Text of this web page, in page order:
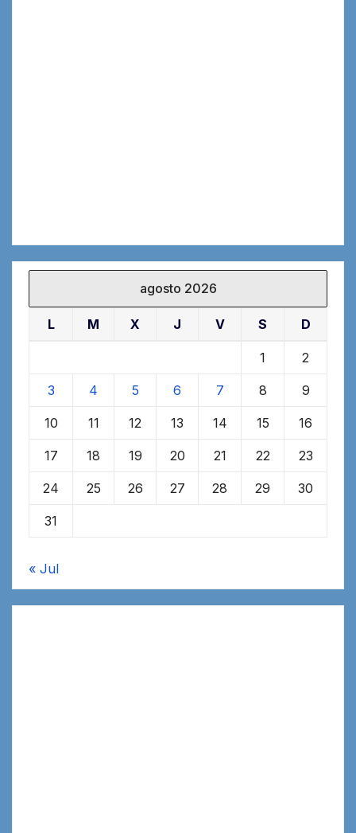
agosto 2026
L M X J V S D
1 2
3 4 5 6 7 8 9
10 11 12 13 14 15 16
17 18 19 20 21 22 23
24 25 26 27 28 29 30
31
« Jul